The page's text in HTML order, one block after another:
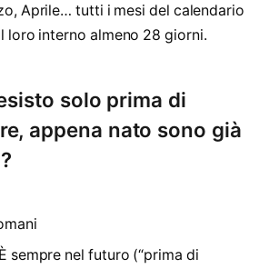
Aprile… tutti i mesi del calendario
loro interno almeno 28 giorni.
solo prima di
appena nato sono già
È sempre nel futuro (“prima di